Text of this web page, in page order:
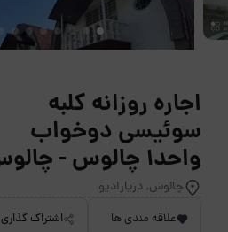
اجاره روزانه کلبه
سوئیسی دوخواب
واحد1 چالوس - چالوس
چالوس, دریارادیو
علاقه مندی ها اشتراک گذاری